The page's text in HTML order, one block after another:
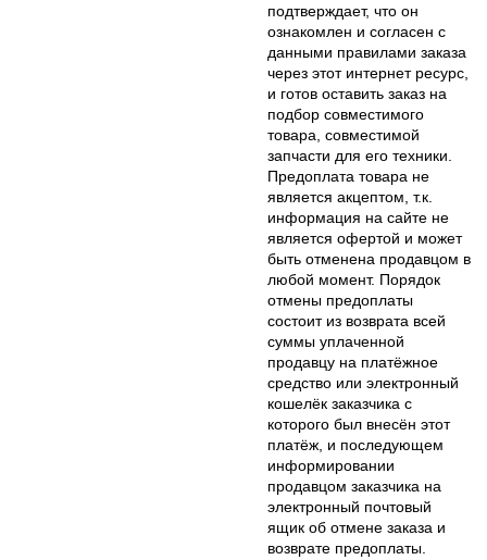
подтверждает, что он
ознакомлен и согласен с
данными правилами заказа
через этот интернет ресурс,
и готов оставить заказ на
подбор совместимого
товара, совместимой
запчасти для его техники.
Предоплата товара не
является акцептом, т.к.
информация на сайте не
является офертой и может
быть отменена продавцом в
любой момент. Порядок
отмены предоплаты
состоит из возврата всей
суммы уплаченной
продавцу на платёжное
средство или электронный
кошелёк заказчика с
которого был внесён этот
платёж, и последующем
информировании
продавцом заказчика на
электронный почтовый
ящик об отмене заказа и
возврате предоплаты.